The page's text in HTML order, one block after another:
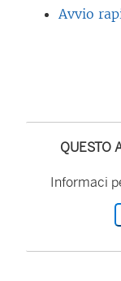
Avvio
QUESTO
Informaci